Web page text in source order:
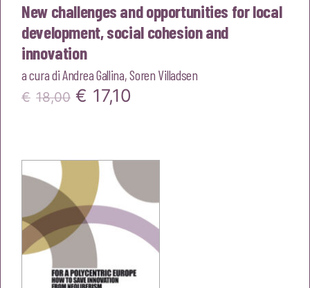
New challenges and opportunities for local
development, social cohesion and
innovation
a cura diAndrea Gallina,Soren Villadsen
€ 18,00 Il
era:
€18,00.
€ 17,10
€17,10.